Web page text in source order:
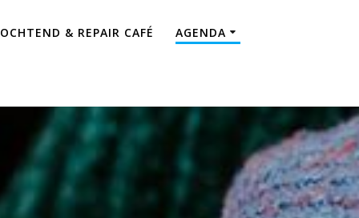
& REPAIR CAFÉ AGENDA